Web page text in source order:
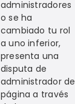
administradores
o se ha
cambiado tu rol
a uno inferior,
presenta una
disputa de
administrador de
página a través